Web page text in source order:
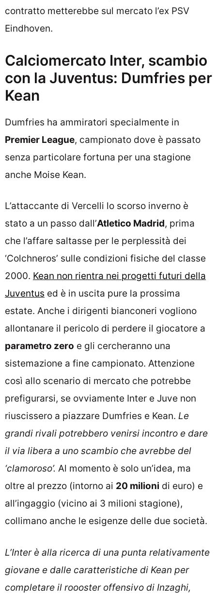
contratto metterebbe sul mercato l’ex PSV
Eindhoven.
Calciomercato Inter, scambio
con la Juventus: Dumfries per
Kean
Dumfries ha ammiratori specialmente in
Premier League, campionato dove è passato
senza particolare fortuna per una stagione
anche Moise Kean.
L’attaccante di Vercelli lo scorso inverno è
stato a un passo dall’Atletico Madrid, prima
che l’affare saltasse per le perplessità dei
‘Colchneros’ sulle condizioni fisiche del classe
2000. Kean non rientra nei progetti futuri della
Juventus ed è in uscita pure la prossima
estate. Anche i dirigenti bianconeri vogliono
allontanare il pericolo di perdere il giocatore a
parametro zero e gli cercheranno una
sistemazione a fine campionato. Attenzione
così allo scenario di mercato che potrebbe
prefigurarsi, se ovviamente Inter e Juve non
riuscissero a piazzare Dumfries e Kean. Le
grandi rivali potrebbero venirsi incontro e dare
il via libera a uno scambio che avrebbe del
‘clamoroso’. Al momento è solo un’idea, ma
oltre al prezzo (intorno ai 20 milioni di euro) e
all’ingaggio (vicino ai 3 milioni stagione),
collimano anche le esigenze delle due società.
L’Inter è alla ricerca di una punta relativamente
giovane e dalle caratteristiche di Kean per
completare il roooster offensivo di Inzaghi,